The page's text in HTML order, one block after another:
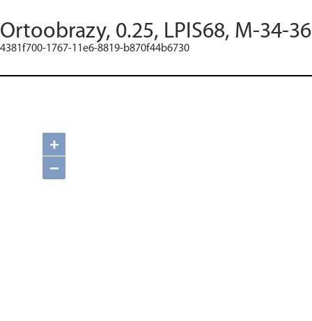
Ortoobrazy, 0.25, LPIS68, M-34-
4381f700-1767-11e6-8819-b870f44b6730
+
−